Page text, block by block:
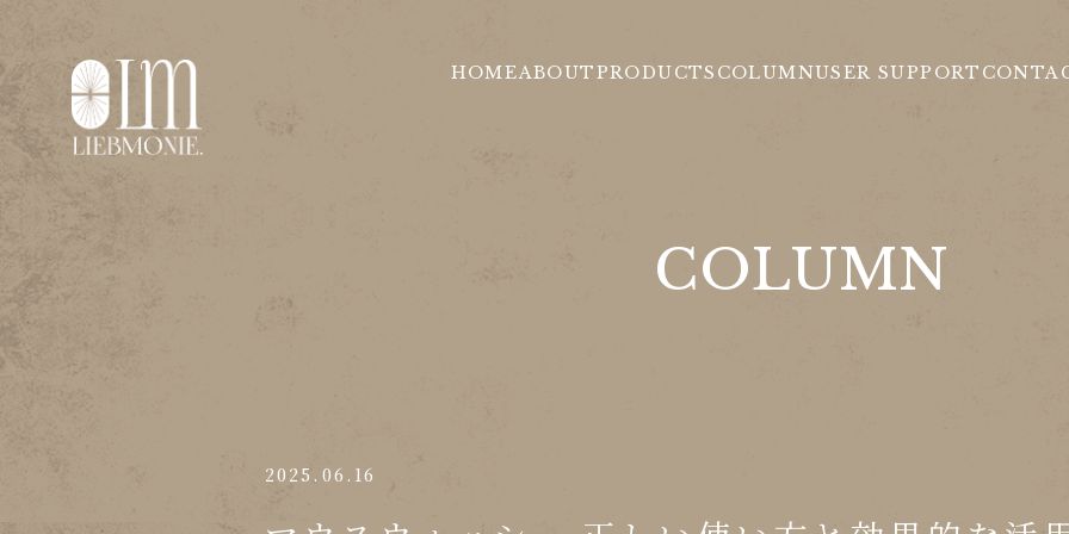
HOMEABOUTPRODUCTS COLUMNUSER SUPPORT
COLUMN
2025.06.16